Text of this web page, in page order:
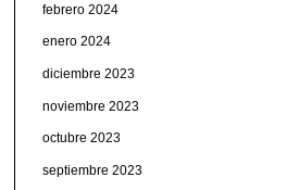
febrero 2024
enero 2024
diciembre 2023
noviembre 2023
octubre 2023
septiembre 2023